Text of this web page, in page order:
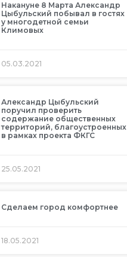
Накануне 8 Марта Александр
Цыбульский побывал в гостях
у многодетной семьи
Климовых
05.03.2021
Александр Цыбульский
поручил проверить
содержание общественных
территорий, благоустроенных
в рамках проекта ФКГС
25.05.2021
Сделаем город комфортнее
18.05.2021